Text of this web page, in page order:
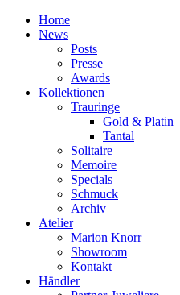
Home
News
Posts
Presse
Awards
Kollektionen
Trauringe
Gold & Platin
Tantal
Solitaire
Memoire
Specials
Schmuck
Archiv
Atelier
Marion Knorr
Showroom
Kontakt
Händler